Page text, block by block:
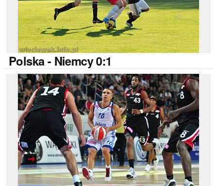
Polska- Niemcy 0:1